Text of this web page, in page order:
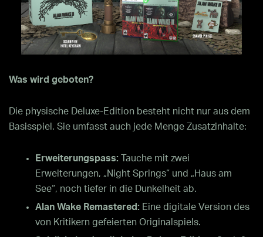
Was wird geboten?
Die physische Deluxe-Edition besteht nicht nur aus dem
Basisspiel. Sie umfasst auch jede Menge Zusatzinhalte:
Erweiterungspass: Tauche mit zwei
Erweiterungen, „Night Springs“ und „Haus am
See“, noch tiefer in die Dunkelheit ab.
Alan Wake Remastered: Eine digitale Version des
von Kritikern gefeierten Originalspiels.